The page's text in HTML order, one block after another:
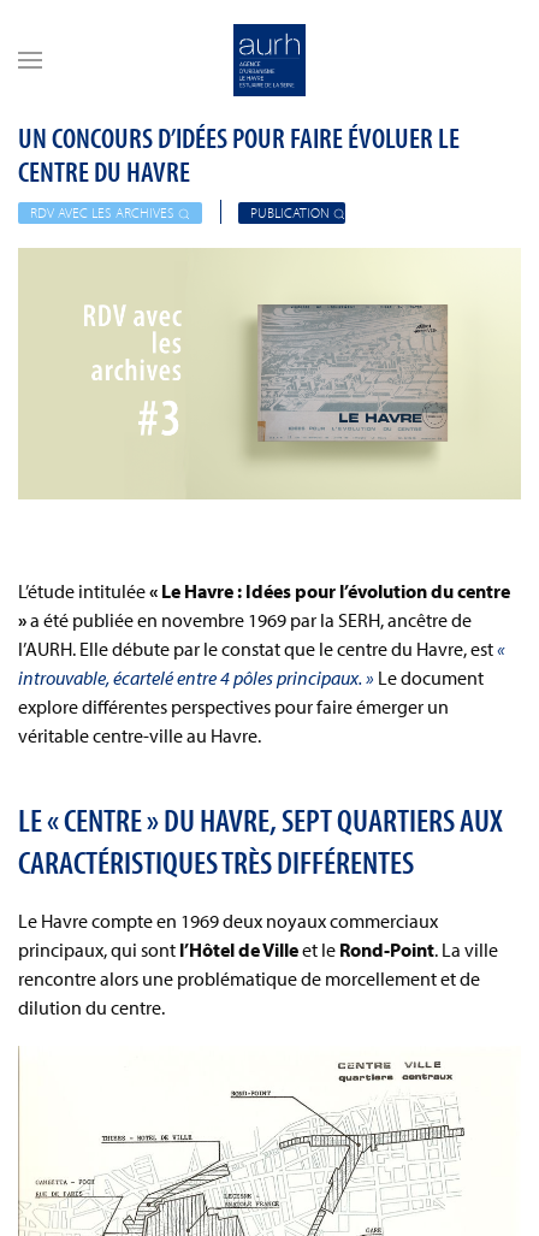
UN CONCOURS D’IDÉES POUR FAIRE ÉVOLUER LE
CENTRE DU HAVRE
RDV AVEC LES ARCHIVES PUBLICATION
L’étude intitulée« Le Havre : Idées pour l’évolution du centre
»a été publiée en novembre 1969 par la SERH, ancêtre de
l’AURH. Elle débute par le constat que le centre du Havre, est«
introuvable, écartelé entre 4 pôles principaux. » Le document
explore différentes perspectives pour faire émerger un
véritable centre-ville au Havre.
LE « CENTRE » DU HAVRE, SEPT QUARTIERS AUX
CARACTÉRISTIQUES TRÈS DIFFÉRENTES
Le Havre compte en 1969 deux noyaux commerciaux
principaux, qui sont l’Hôtel de Villeet le Rond-Point. La ville
rencontre alors une problématique de morcellement et de
dilution du centre.